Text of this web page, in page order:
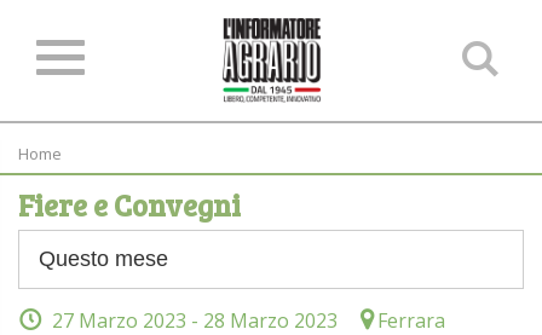
Home
Fiere e Convegni
27 Marzo 2023 - 28 Marzo 2023 Ferrara